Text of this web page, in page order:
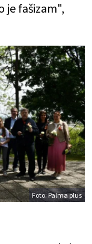
je fašizam",
Foto: Palma plus